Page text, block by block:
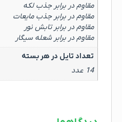
مقاوم در برابر جذب لکه
مقاوم در برابر جذب مایعات
مقاوم در برابر تابش نور
مقاوم در برابر شعله سیگار
تعداد تایل در هر بسته
14 عدد